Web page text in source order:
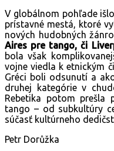
V globálnom pohľade
prístavné mestá, ktoré
nových hudobných
Aires pre tango, či
bola však
vojne viedla k etnickým
Gréci boli odsunutí a
druhej kategórie v
Rebetika potom prešla
tango – od subkultúry
súčasť kultúrneho
Petr Dorůžka